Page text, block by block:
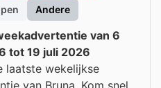
Andere
van 6
tot 19 juli 2026
laatste wekelijkse
van Bruna. Kom snel